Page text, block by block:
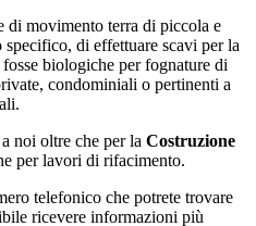
di movimento terra di piccola e
di effettuare scavi per la
biologiche per fognature di
condominiali o pertinenti a
noi oltre che per la Costruzione
per lavori di rifacimento.
telefonico che potrete trovare
ricevere informazioni più